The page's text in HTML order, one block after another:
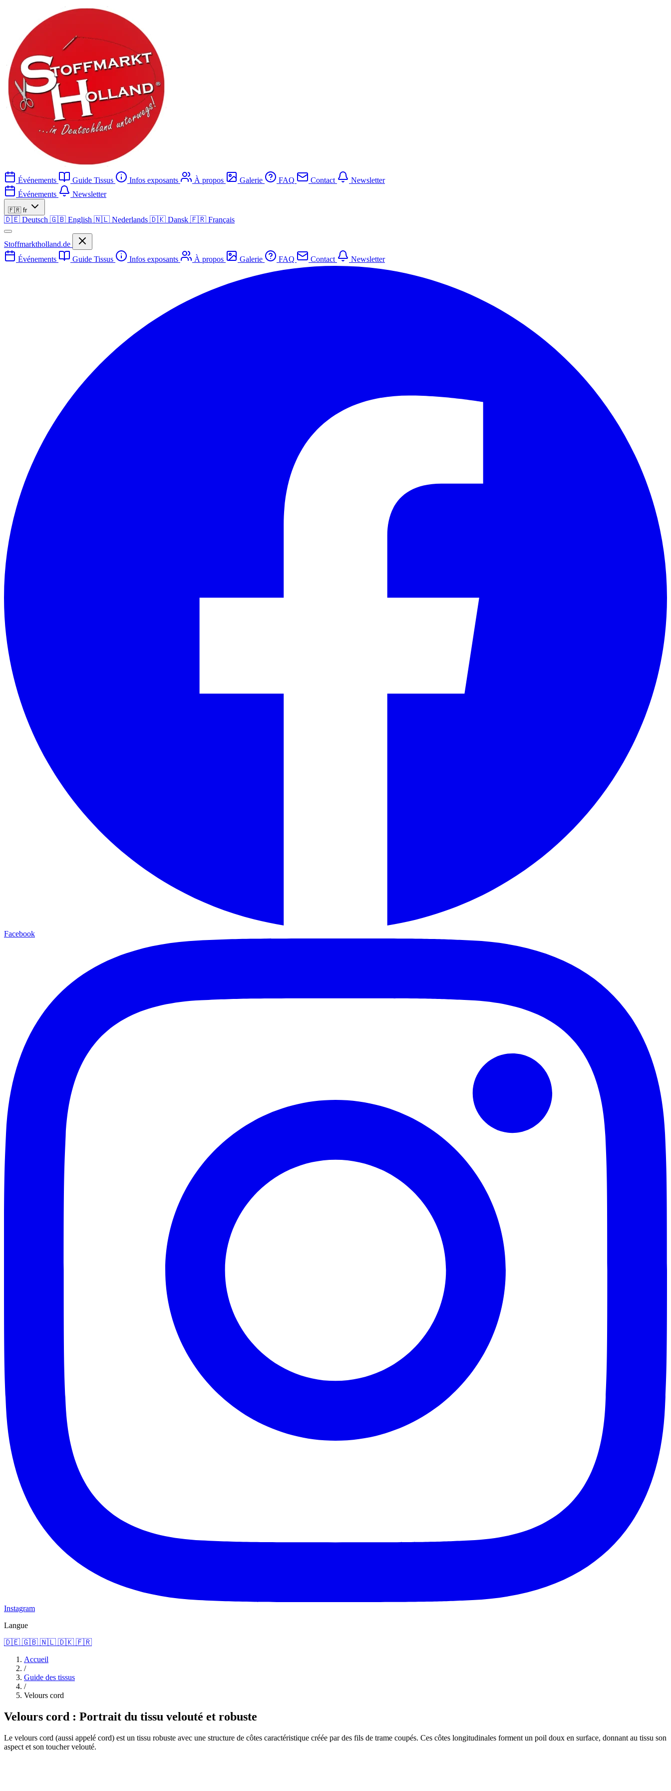
Événements Guide Tissus Infos exposants À propos Galerie FAQ Contact
Newsletter
Événements
Newsletter
🇫🇷 fr
🇩🇪 Deutsch 🇬🇧 English 🇳🇱 Nederlands 🇩🇰 Dansk 🇫🇷 Français
Stoffmarktholland.de
Événements
Guide Tissus Infos exposants À propos Galerie FAQ Contact Newsletter
Facebook
Instagram
Langue
🇩🇪 🇬🇧 🇳🇱 🇩🇰 🇫🇷
Accueil
/
Guide des tissus
/
Velours cord
Velours cord : Portrait du tissu velouté et robuste
Le velours cord (aussi appelé cord) est un tissu robuste avec une structure de côtes caractéristique créée par des fils de trame coupés. Ces côtes longitudinales forment un poil doux en surface, donnant au tissu son
aspect et son toucher velouté.